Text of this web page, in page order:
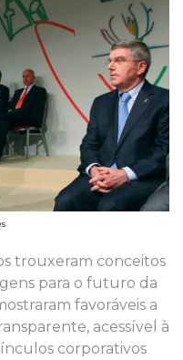
trouxeram conceitos
para o futuro da
favoráveis a
acessível à
corporativos